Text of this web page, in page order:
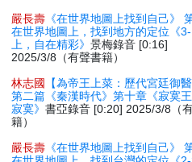
嚴長壽 《在世界地圖上找到自己》
在世界地圖上，找到地方的定位《
上，自在精彩》景梅錄音 [0:16]
2025/3/8（有聲書籍）
林志國
【為帝王上菜：歷代宮廷御醫
第二篇《秦漢時代》第十章《寂寞
寂寞》書亞錄音 [0:20] 2025/3/8（
籍）
嚴長壽 《在世界地圖上找到自己》